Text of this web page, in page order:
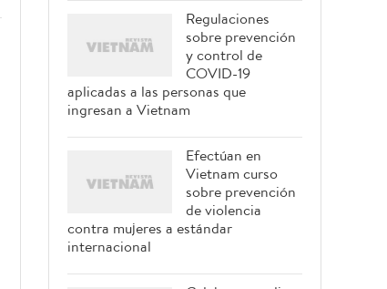
Regulaciones
sobre prevención
y control de
COVID-19
aplicadas a las personas que
ingresan a Vietnam
Efectúan en
Vietnam curso
sobre prevención
de violencia
contra mujeres a estándar
internacional